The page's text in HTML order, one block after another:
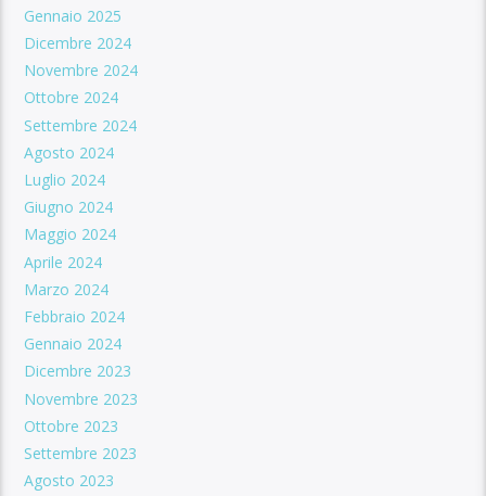
Gennaio 2025
Dicembre 2024
Novembre 2024
Ottobre 2024
Settembre 2024
Agosto 2024
Luglio 2024
Giugno 2024
Maggio 2024
Aprile 2024
Marzo 2024
Febbraio 2024
Gennaio 2024
Dicembre 2023
Novembre 2023
Ottobre 2023
Settembre 2023
Agosto 2023